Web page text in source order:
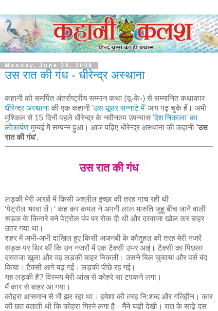
Monday, June 29, 2009
उस रात की गंध - धीरेन्द्र अस्थाना
कहानी को समर्पित अंतर्राष्ट्रीय सम्मान कथा (यू॰के॰) से सम्मानित कथाकार
धीरेन्द्र अस्थाना की एक कहानी 'उस धूसर सन्नाटे में' आप पढ़ चुके हैं। अभी
मुश्किल से 15 दिनों पहले धीरेन्द्र के नवीनतम उपन्यास 'देश निकाला' का
लोकार्पण मुम्बई में सम्पन्न हुआ। आज पढ़िए धीरेन्द्र अस्थाना की कहानी 'उस
रात की गंध'.
उस रात की गंध
लड़की मेरी आंखों में किसी अश्लील इच्छा की तरह नाच रही थी।
‘पेट्रोल भरवा लें।‘ कह कर कमल ने अपनी लाल मारुति जुहू बीच जाने वाली
सड़क के किनारे बने पेट्रोल पंप पर रोक दी थी और दरवाजा खोल कर बाहर
उतर गया था।
शहर में अभी-अभी दाखिल हुए किसी अजनबी के कौतुहल की तरह मेरी नजरें
सड़क पर थिर थीं कि उन नजरों में एक टैक्सी उभर आई। टैक्सी का पिछला
दरवाजा खुला और वह लड़की बाहर निकली। उसने बिल चुकाया और पर्स बंद
किया। टैक्सी आगे बढ़ गई। लड़की पीछे रह गई।
यह लड़की है? विस्मय मेरी आंख से कोहरे सा टपकने लगा।
मैं कार से बाहर आ गया।
कोहरा आसमान से भी झर रहा था। हमेशा की तरह निःशब्द और गतिहीन। कार
की छत बताती थी कि कोहरा गिरने लगा है। मैंने घड़ी देखी। रात के साढ़े दस